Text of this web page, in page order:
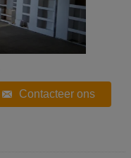
Contacteer ons